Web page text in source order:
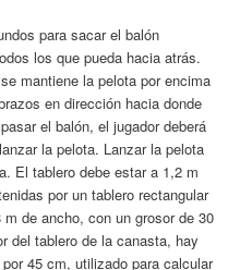
para sacar el balón
los que pueda hacia atrás.
mantiene la pelota por encima
en dirección hacia donde
el balón, el jugador deberá
la pelota. Lanzar la pelota
El tablero debe estar a 1,2 m
por un tablero rectangular
de ancho, con un grosor de 30
del tablero de la canasta, hay
45 cm, utilizado para calcular